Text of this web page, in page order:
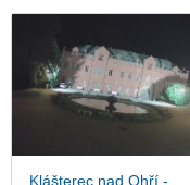
Klášterec nad Ohří -